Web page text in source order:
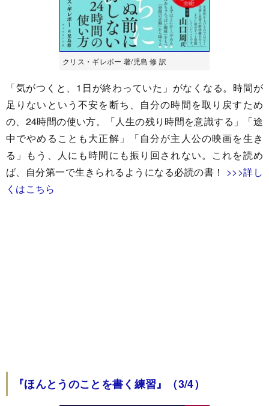
クリス・ギレボー 著/児島 修 訳
「気がつくと、1日が終わっていた」がなくなる。時間が
足りないという不安を断ち、自分の時間を取り戻すため
の、24時間の使い方。「人生の残り時間を意識する」「途
中でやめることも大正解」「自分が主人公の映画を生き
る」もう、人にも時間にも振り回されない。これを読め
ば、自分第一で生きられるようになる必読の書！ >>>詳し
くはこちら
『ほんとうのことを書く練習』（3/4）